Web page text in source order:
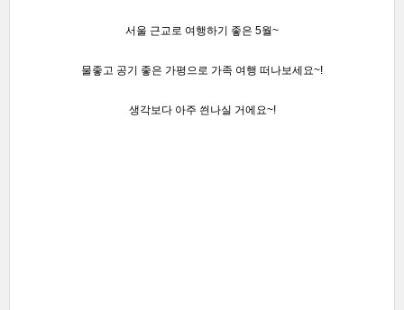
서울 근교로 여행하기 좋은 5월~
물좋고 공기 좋은 가평으로 가족 여행 떠나보세요~!
생각보다 아주 씐나실 거에요~!